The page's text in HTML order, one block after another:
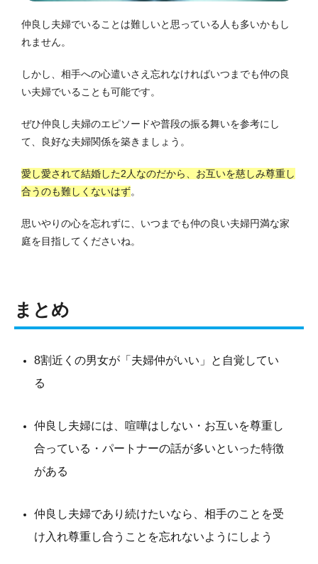
仲良し夫婦でいることは難しいと思っている人も多いかもし
れません。
しかし、相手への心遣いさえ忘れなければいつまでも仲の良
い夫婦でいることも可能です。
ぜひ仲良し夫婦のエピソードや普段の振る舞いを参考にし
て、良好な夫婦関係を築きましょう。
愛し愛されて結婚した2人なのだから、お互いを慈しみ尊重し
合うのも難しくないはず。
思いやりの心を忘れずに、いつまでも仲の良い夫婦円満な家
庭を目指してくださいね。
まとめ
8割近くの男女が「夫婦仲がいい」と自覚してい
る
仲良し夫婦には、喧嘩はしない・お互いを尊重し
合っている・パートナーの話が多いといった特徴
がある
仲良し夫婦であり続けたいなら、相手のことを受
け入れ尊重し合うことを忘れないようにしよう